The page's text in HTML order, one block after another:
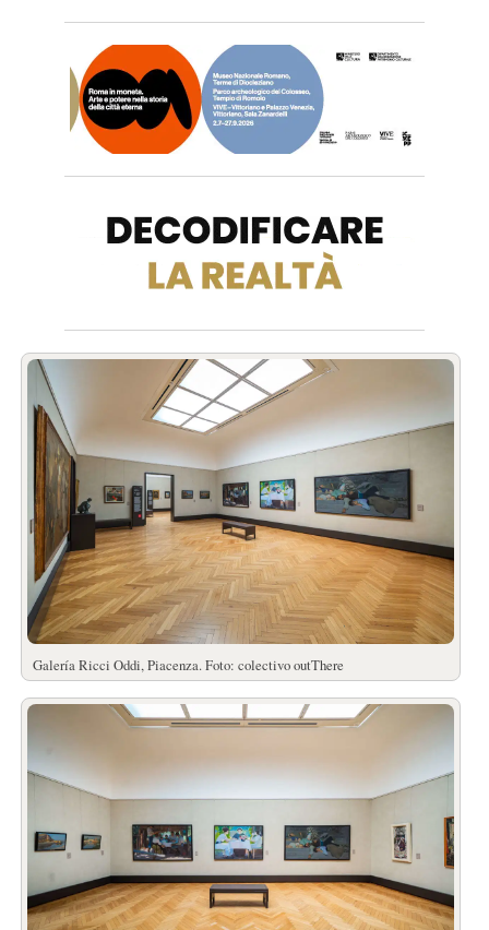
Galería Ricci Oddi, Piacenza. Foto: colectivo outThere